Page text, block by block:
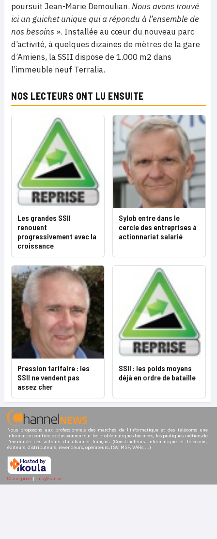
poursuit Jean-Marie Demoulian. Nous avons trouvé
ici un guichet unique qui a répondu à l’ensemble de
nos besoins ». Installée au cœur du nouveau parc
d’activité, à quelques dizaines de mètres de la gare
d’Amiens, la SSII dispose de 1.000 m2 dans
l’immeuble neuf Terralia.
NOS LECTEURS ONT LU ENSUITE
Les grandes SSII
renouent
progressivement avec la
croissance
Sylob entre dans le
cercle des entreprises à
actionnariat salarié
Pression tarifaire : les
SSII ne vendent pas
assez cher
SSII : les poids moyens
déjà en ordre de bataille
Nous proposons aux professionnels des marchés de l'informatique et des télécoms une
information centrée exclusivement sur les problématiques business, les pratiques métiers de
l'ensemble des acteurs du channel français (Constructeurs informatique et télécoms,
éditeurs, distributeurs, revendeurs, opérateurs, ISV, MSP, VARs,...)
Cloud privé | Infogérance